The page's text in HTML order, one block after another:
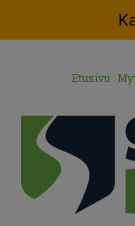
Etusivu